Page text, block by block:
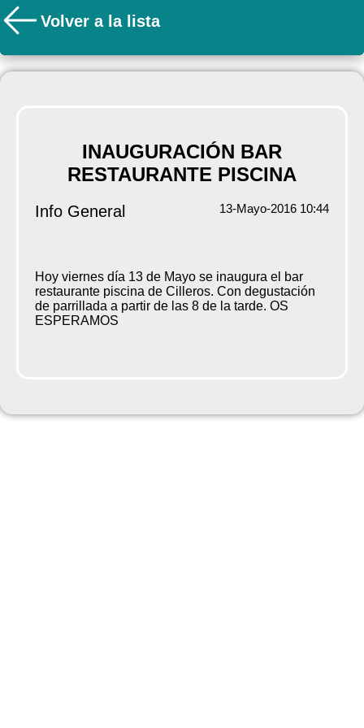
Volver a la lista
INAUGURACIÓN BAR
RESTAURANTE PISCINA
Info General 13-Mayo-2016 10:44
Hoy viernes día 13 de Mayo se inaugura el bar
restaurante piscina de Cilleros. Con degustación
de parrillada a partir de las 8 de la tarde. OS
ESPERAMOS